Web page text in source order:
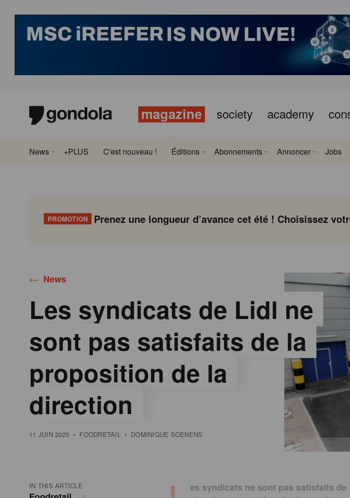
magazine society academy
News +PLUS C'est nouveau ! Éditions Abonnements Annoncer Jobs
PROMOTION Prenez une longueur d’avance cet été ! Choisissez
News
Les syndicats de Lidl ne
sont pas satisfaits de la
proposition de la
direction
11 JUIN 2025 • FOODRETAIL • DOMINIQUE SOENENS
IN THIS ARTICLE
es syndicats ne sont pas satisfaits